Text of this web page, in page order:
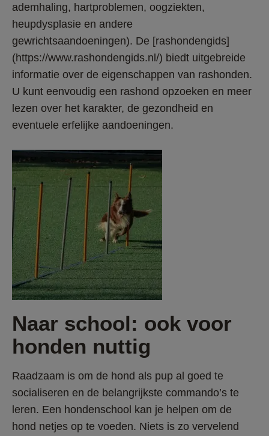
ademhaling, hartproblemen, oogziekten,
heupdysplasie en andere
gewrichtsaandoeningen). De [rashondengids]
(https://www.rashondengids.nl/) biedt uitgebreide
informatie over de eigenschappen van rashonden.
U kunt eenvoudig een rashond opzoeken en meer
lezen over het karakter, de gezondheid en
eventuele erfelijke aandoeningen.
Naar school: ook voor
honden nuttig
Raadzaam is om de hond als pup al goed te
socialiseren en de belangrijkste commando’s te
leren. Een hondenschool kan je helpen om de
hond netjes op te voeden. Niets is zo vervelend